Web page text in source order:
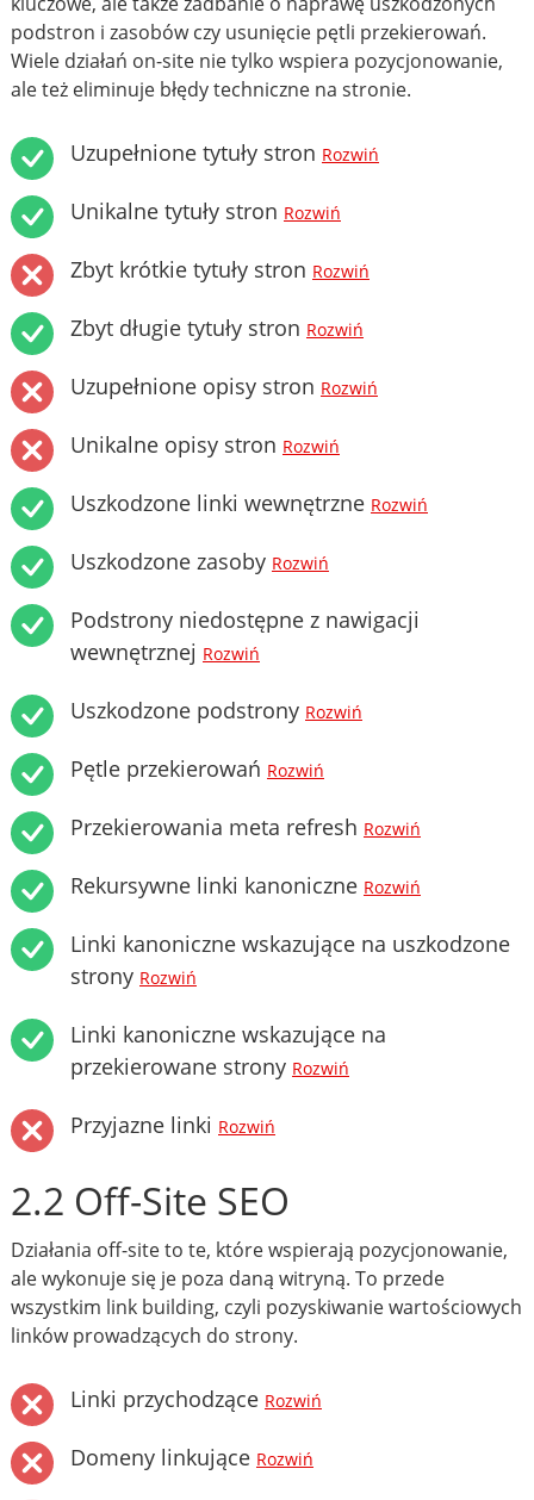
podstron i zasobów czy usunięcie pętli przekierowań.
Wiele działań on-site nie tylko wspiera pozycjonowanie,
ale też eliminuje błędy techniczne na stronie.
Uzupełnione tytuły stron Rozwiń
Unikalne tytuły stron Rozwiń
Zbyt krótkie tytuły stron Rozwiń
Zbyt długie tytuły stron Rozwiń
Uzupełnione opisy stron Rozwiń
Unikalne opisy stron Rozwiń
Uszkodzone linki wewnętrzne Rozwiń
Uszkodzone zasoby Rozwiń
Podstrony niedostępne z nawigacji
wewnętrznej Rozwiń
Uszkodzone podstrony Rozwiń
Pętle przekierowań Rozwiń
Przekierowania meta refresh Rozwiń
Rekursywne linki kanoniczne Rozwiń
Linki kanoniczne wskazujące na uszkodzone
strony Rozwiń
Linki kanoniczne wskazujące na
przekierowane strony Rozwiń
Przyjazne linki Rozwiń
2.2 Off-Site SEO
Działania off-site to te, które wspierają pozycjonowanie,
ale wykonuje się je poza daną witryną. To przede
wszystkim link building, czyli pozyskiwanie wartościowych
linków prowadzących do strony.
Linki przychodzące Rozwiń
Domeny linkujące Rozwiń